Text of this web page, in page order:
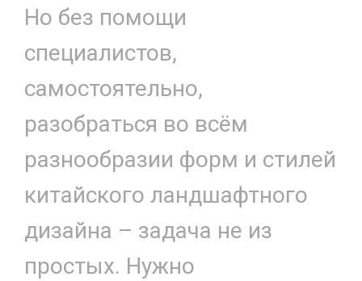
Но без помощи
специалистов,
самостоятельно,
разобраться во всём
разнообразии форм и стилей
китайского ландшафтного
дизайна – задача не из
простых. Нужно